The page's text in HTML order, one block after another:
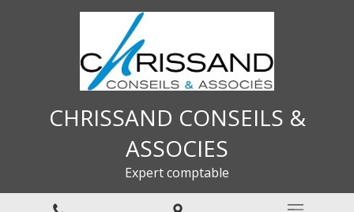
CHRISSAND CONSEILS &
ASSOCIES
Expert comptable